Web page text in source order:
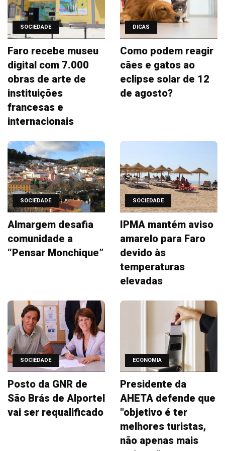
SOCIEDADE
Faro recebe museu
digital com 7.000
obras de arte de
instituições
francesas e
internacionais
DICAS
Como podem reagir
cães e gatos ao
eclipse solar de 12
de agosto?
SOCIEDADE
Almargem desafia
comunidade a
“Pensar Monchique”
SOCIEDADE
IPMA mantém aviso
amarelo para Faro
devido às
temperaturas
elevadas
SOCIEDADE
Posto da GNR de
São Brás de Alportel
vai ser requalificado
ECONOMIA
Presidente da
AHETA defende que
"objetivo é ter
melhores turistas,
não apenas mais